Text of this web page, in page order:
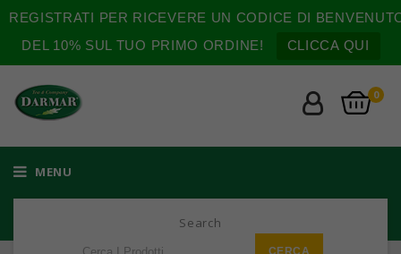
REGISTRATI PER RICEVERE UN CODICE DI
DEL 10% SUL TUO PRIMO ORDINE!
CLICCA QUI
0
MENU
Search